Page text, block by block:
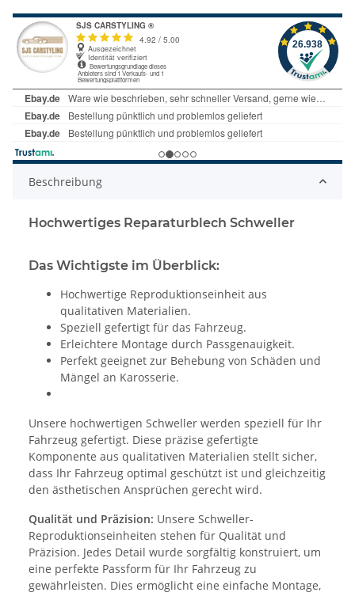
Beschreibung
Hochwertiges Reparaturblech Schweller
Das Wichtigste im Überblick:
Hochwertige Reproduktionseinheit aus
qualitativen Materialien.
Speziell gefertigt für das Fahrzeug.
Erleichtere Montage durch Passgenauigkeit.
Perfekt geeignet zur Behebung von Schäden und
Mängel an Karosserie.
Unsere hochwertigen Schweller werden speziell für Ihr
Fahrzeug gefertigt. Diese präzise gefertigte
Komponente aus qualitativen Materialien stellt sicher,
dass Ihr Fahrzeug optimal geschützt ist und gleichzeitig
den ästhetischen Ansprüchen gerecht wird.
Qualität und Präzision: Unsere Schweller-
Reproduktionseinheiten stehen für Qualität und
Präzision. Jedes Detail wurde sorgfältig konstruiert, um
eine perfekte Passform für Ihr Fahrzeug zu
gewährleisten. Dies ermöglicht eine einfache Montage,